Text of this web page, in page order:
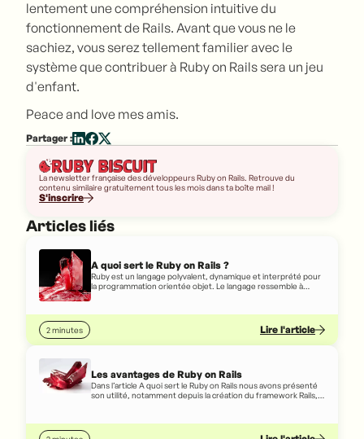
Articles liés
A quoi sert le Ruby on Rails ?
Ruby est un langage polyvalent, dynamique et interprété pour
la programmation orientée objet. Le langage ressemble à
le code écrit en Ruby.
2 minutes
Lire l'article
Les avantages de Ruby on Rails
Dans l’article A quoi sert le Ruby on Rails nous avons présenté
son utilité, notamment depuis la création du framework Rails,
La newsletter française des développeurs Ruby on Rails. Retrouve du
contenu similaire gratuitement tous les mois dans ta boîte mail !
S'inscrire
Partager :
lentement une compréhension intuitive du
fonctionnement de Rails. Avant que vous ne le
sachiez, vous serez tellement familier avec le
système que contribuer à Ruby on Rails sera un jeu
d'enfant.
Peace and love mes amis.